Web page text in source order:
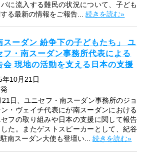
パに流入する難民の状況について、子ども
る最新の情報をご報告...続きを読む»
スーダン 紛争下の子どもたち」 ユ
フ・南スーダン事務所代表による
会 現地の活動を支える日本の支援
年10月21日
21日、ユニセフ・南スーダン事務所のジョ
・ヴェイチ代表にが南スーダンにおける
フの取り組みや日本の支援に関して報告
した。またゲストスピーカーとして、紀谷
南スーダン大使も登壇い...続きを読む»